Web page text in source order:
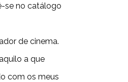
se no catálogo
de cinema.
a que
com os meus